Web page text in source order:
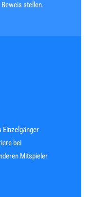
stellen.
Einzelgänger
bei
Mitspieler